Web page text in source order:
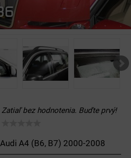
Zatiaľ bez hodnotenia. Buďte prvý!
Audi A4 (B6, B7) 2000-2008